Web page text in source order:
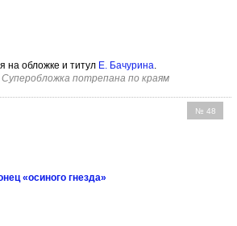
на обложке и титул Е. Бачурина.
Суперобложка потрепана по краям
№ 48
«осиного гнезда»